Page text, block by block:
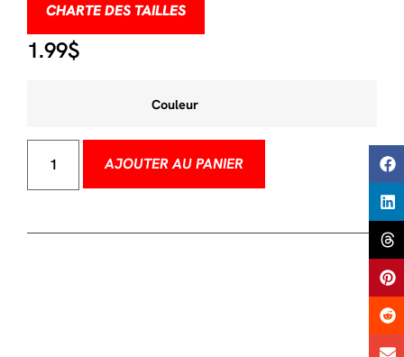
CHARTE DES TAILLES
1.99$
Couleur
AJOUTER AU PANIER